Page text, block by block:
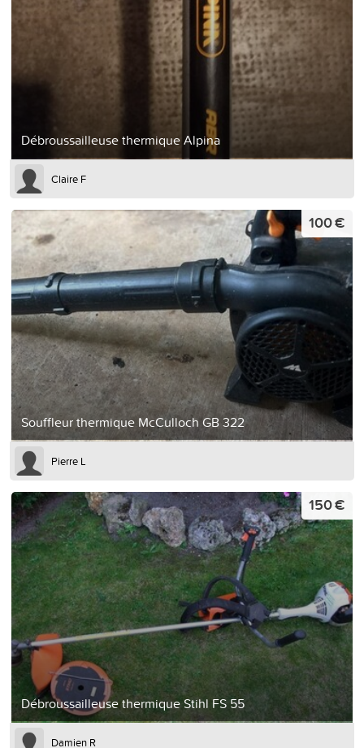
Débroussailleuse thermique Alpina
Claire F
Souffleur thermique McCulloch GB 322
100 €
Pierre L
Débroussailleuse thermique Stihl FS 55
150 €
Damien R